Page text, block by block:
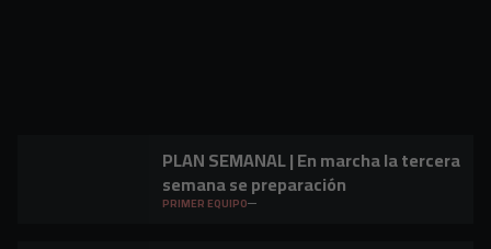
PLAN SEMANAL | En marcha la tercera
semana se preparación
PRIMER EQUIPO